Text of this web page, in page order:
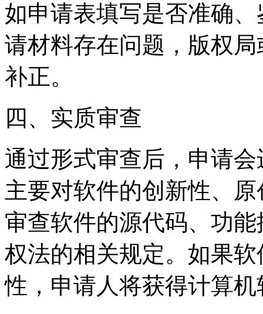
如申请表填写是否准确
请材料存在问题，版权
补正。
四、实质审查
通过形式审查后，申请
主要对软件的创新性、
审查软件的源代码、功
权法的相关规定。如果
性，申请人将获得计算